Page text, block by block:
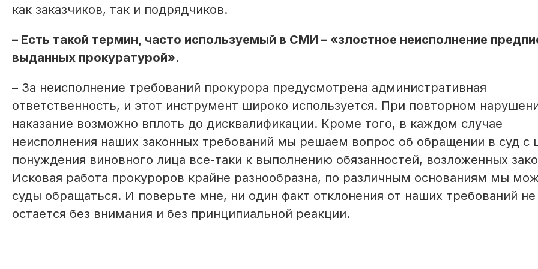
как заказчиков, так и подрядчиков.
– Есть такой термин, часто используемый в СМИ – «злостное неисполнение
выданных прокуратурой».
– За неисполнение требований прокурора предусмотрена административная
ответственность, и этот инструмент широко используется. При повторном
наказание возможно вплоть до дисквалификации. Кроме того, в каждом случае
неисполнения наших законных требований мы решаем вопрос об обращении в суд с
понуждения виновного лица все-таки к выполнению обязанностей, возложенных
Исковая работа прокуроров крайне разнообразна, по различным основаниям мы
суды обращаться. И поверьте мне, ни один факт отклонения от наших требований не
остается без внимания и без принципиальной реакции.